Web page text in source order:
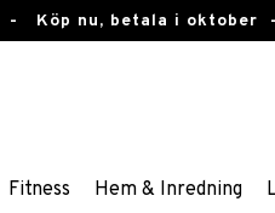
- Köp nu, betala i oktober
Fitness Hem & Inredning